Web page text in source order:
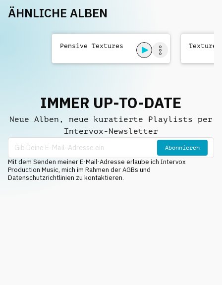
ÄHNLICHE ALBEN
Pensive Textures
IMMER UP-TO-DATE
Neue Alben, neue kuratierte Playlists per
Intervox-Newsletter
Abonnieren
Mit dem Senden meiner E-Mail-Adresse erlaube ich Intervox
Production Music, mich im Rahmen der AGBs und
Datenschutzrichtlinien zu kontaktieren.